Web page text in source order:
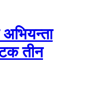
अभियन्ता
तीन